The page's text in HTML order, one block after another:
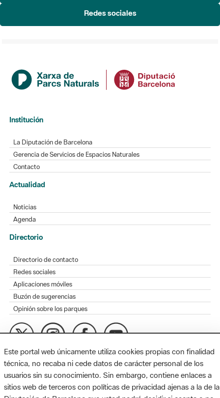
Redes sociales
Institución
La Diputación de Barcelona
Gerencia de Servicios de Espacios Naturales
Contacto
Actualidad
Noticias
Agenda
Directorio
Directorio de contacto
Redes sociales
Aplicaciones móviles
Buzón de sugerencias
Opinión sobre los parques
MAPA WEB AVISO LEGAL ACCESIBILIDAD
Diputación de Barcelona. Edifici Llacuna, 1a planta. Badajoz, 49.
08005 Barcelona. Tel. 934 022 428 / xarxaparcs@diba.cat
Este portal web únicamente utiliza cookies propias con finalidad
técnica, no recaba ni cede datos de carácter personal de los
usuarios sin su conocimiento. Sin embargo, contiene enlaces a
sitios web de terceros con políticas de privacidad ajenas a la de la